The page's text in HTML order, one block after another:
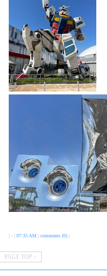
| - | 07:35 AM| comments (0)|
PAGE TOP ↑